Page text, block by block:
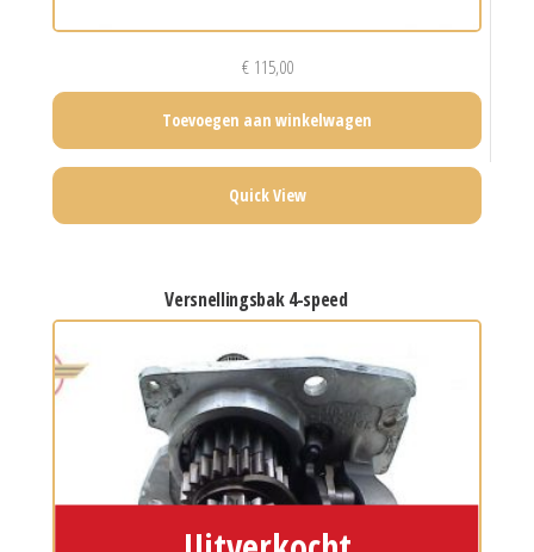
€115,00
Toevoegen aan winkelwagen
Quick View
versnellingsbak 4-speed